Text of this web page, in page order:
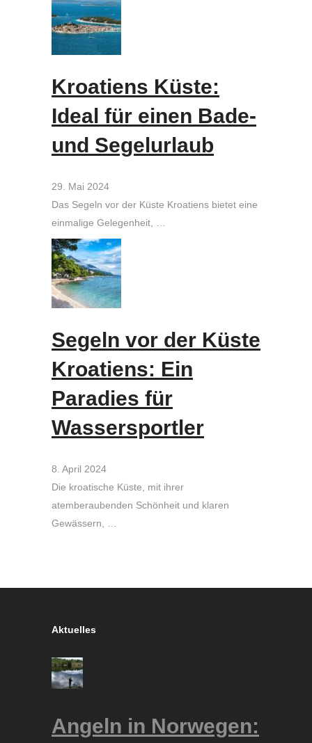
Kroatiens Küste:
Ideal für einen Bade-
und Segelurlaub
29. Mai 2024
Das Segeln vor der Küste Kroatiens bietet eine
einmalige Gelegenheit, …
Segeln vor der Küste
Kroatiens: Ein
Paradies für
Wassersportler
8. April 2024
Die kroatische Küste, mit ihrer
atemberaubenden Schönheit und klaren
Gewässern, …
Aktuelles
Angeln in Norwegen: